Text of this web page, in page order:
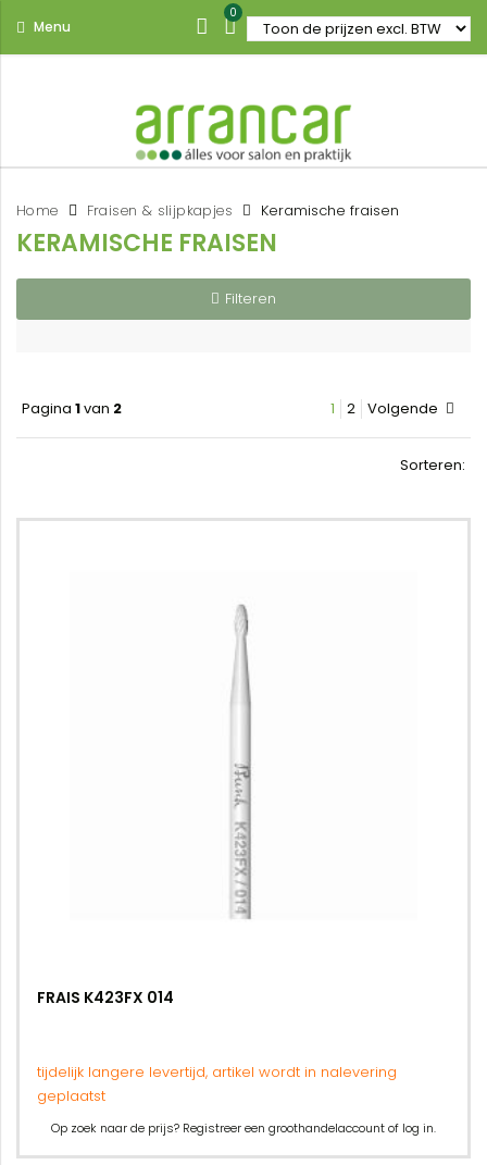
Menu
0
Home Fraisen & slijpkapjes Keramische fraisen
KERAMISCHE FRAISEN
Filteren
Pagina 1van 2 1 2 Volgende
Sorteren:
FRAIS K423FX 014
tijdelijk langere levertijd, artikel wordt in nalevering
geplaatst
Op zoek naar de prijs? Registreer een groothandelaccount of log in.